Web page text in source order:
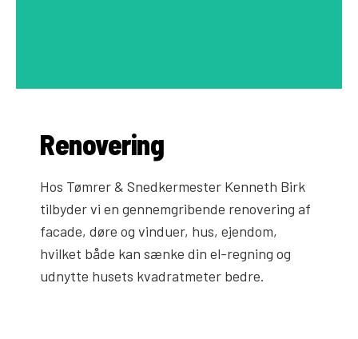
Renovering
Hos Tømrer & Snedkermester Kenneth Birk
tilbyder vi en gennemgribende renovering af
facade, døre og vinduer, hus, ejendom,
hvilket både kan sænke din el-regning og
udnytte husets kvadratmeter bedre.